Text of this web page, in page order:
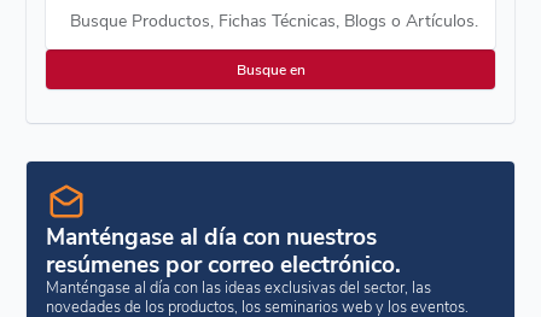
Busque Productos, Fichas Técnicas, Blogs o Artículos.
Manténgase al día con nuestros
resúmenes por correo electrónico.
Manténgase al día con las ideas exclusivas del sector, las
novedades de los productos, los seminarios web y los eventos.